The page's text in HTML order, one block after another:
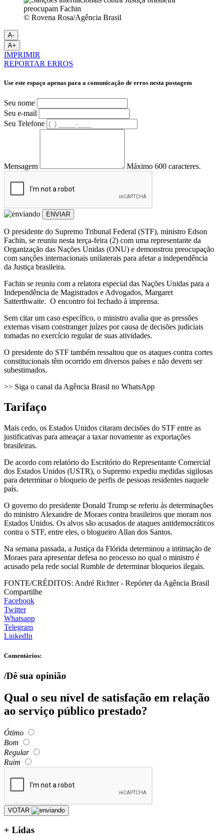
© Rovena Rosa/Agência Brasil
A-
A+
IMPRIMIR
REPORTAR ERROS
Use este espaço apenas para a comunicação de erros nesta postagem
Seu nome
Seu e-mail
Seu Telefone
Mensagem Máximo 600 caracteres.
ENVIAR
O presidente do Supremo Tribunal Federal (STF), ministro Edson
Fachin, se reuniu nesta terça-feira (2) com uma representante da
Organização das Nações Unidas (ONU) e demonstrou preocupação
com sanções internacionais unilaterais para afetar a independência
da Justiça brasileira.
Fachin se reuniu com a relatora especial das Nações Unidas para a
Independência de Magistrados e Advogados, Margaret
Satterthwaite. O encontro foi fechado à imprensa.
Sem citar um caso específico, o ministro avalia que as pressões
externas visam constranger juízes por causa de decisões judiciais
tomadas no exercício regular de suas atividades.
O presidente do STF também ressaltou que os ataques contra cortes
constitucionais têm ocorrido em diversos países e não devem ser
subestimados.
>> Siga o canal da Agência Brasil no WhatsApp
Tarifaço
Mais cedo, os Estados Unidos citaram decisões do STF entre as
justificativas para ameaçar a taxar novamente as exportações
brasileiras.
De acordo com relatório do Escritório do Representante Comercial
dos Estados Unidos (USTR), o Supremo expediu medidas sigilosas
para determinar o bloqueio de perfis de pessoas residentes naquele
país.
O governo do presidente Donald Trump se referiu às determinações
do ministro Alexandre de Moraes contra brasileiros que moram nos
Estados Unidos. Os alvos são acusados de ataques antidemocráticos
contra o STF, entre eles, o blogueiro Allan dos Santos.
Na semana passada, a Justiça da Flórida determinou a intimação de
Moraes para apresentar defesa no processo no qual o ministro é
acusado pela rede social Rumble de determinar bloqueios ilegais.
FONTE/CRÉDITOS: André Richter - Repórter da Agência Brasil
Compartilhe
Facebook
Twitter
Whatsapp
Telegram
LinkedIn
Comentários:
/Dê sua opinião
Qual o seu nível de satisfação em relação
ao serviço público prestado?
Ótimo
Bom
Regular
Ruim
VOTAR
+ Lidas